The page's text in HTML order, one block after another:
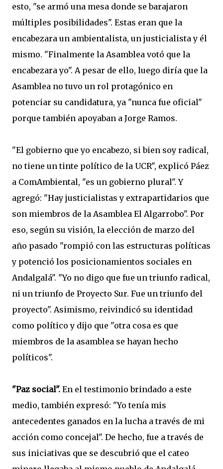
esto, "se armó una mesa donde se barajaron
múltiples posibilidades". Estas eran que la
encabezara un ambientalista, un justicialista y él
mismo. "Finalmente la Asamblea votó que la
encabezara yo". A pesar de ello, luego diría que la
Asamblea no tuvo un rol protagónico en
potenciar su candidatura, ya "nunca fue oficial"
porque también apoyaban a Jorge Ramos.
"El gobierno que yo encabezo, si bien soy radical,
no tiene un tinte político de la UCR", explicó Páez
a ComAmbiental, "es un gobierno plural". Y
agregó: "Hay justicialistas y extrapartidarios que
son miembros de la Asamblea El Algarrobo". Por
eso, según su visión, la elección de marzo del
año pasado "rompió con las estructuras políticas
y potenció los posicionamientos sociales en
Andalgalá". "Yo no digo que fue un triunfo radical,
ni un triunfo de Proyecto Sur. Fue un triunfo del
proyecto". Asimismo, reivindicó su identidad
como político y dijo que "otra cosa es que
miembros de la asamblea se hayan hecho
políticos".
"Paz social". En el testimonio brindado a este
medio, también expresó: "Yo tenía mis
antecedentes ganados en la lucha a través de mi
acción como concejal". De hecho, fue a través de
sus iniciativas que se descubrió que el cateo